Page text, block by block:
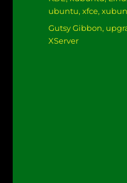
ubuntu,xfce,
Schlagwörter
Gutsy Gibbon,
XServer